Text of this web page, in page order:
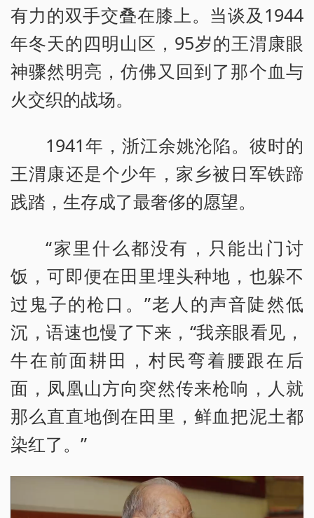
有力的双手交叠在膝上。当谈及1944
年冬天的四明山区，95岁的王渭康眼
神骤然明亮，仿佛又回到了那个血与
火交织的战场。
1941年，浙江余姚沦陷。彼时的
王渭康还是个少年，家乡被日军铁蹄
践踏，生存成了最奢侈的愿望。
“家里什么都没有，只能出门讨
饭，可即便在田里埋头种地，也躲不
过鬼子的枪口。”老人的声音陡然低
沉，语速也慢了下来，“我亲眼看见，
牛在前面耕田，村民弯着腰跟在后
面，凤凰山方向突然传来枪响，人就
那么直直地倒在田里，鲜血把泥土都
染红了。”